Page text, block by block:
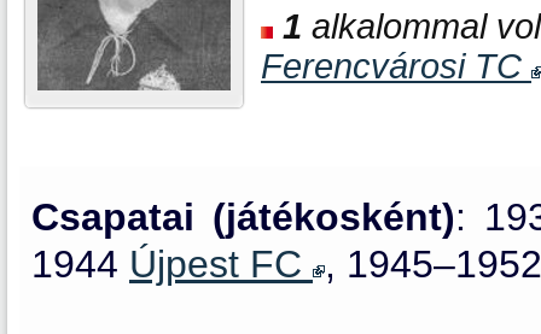
1 alkalommal
Ferencvárosi TC
Csapatai (játékosként):
1944 Újpest FC ,